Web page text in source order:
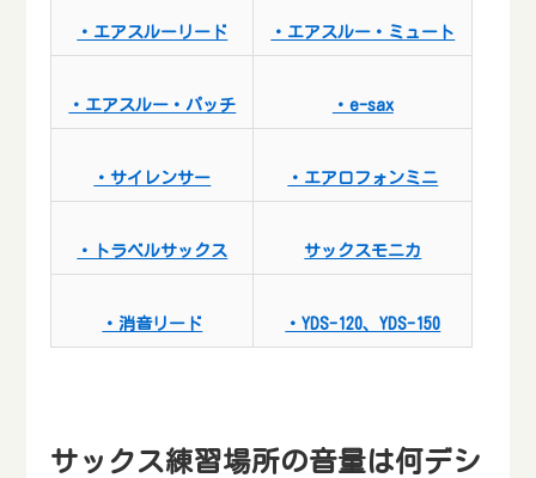
・エアスルーリード ・エアスルー・ミュート
・エアスルー・パッチ ・e-sax
・サイレンサー ・エアロフォンミニ
・トラベルサックス サックスモニカ
・消音リード ・YDS-120、YDS-150
サックス練習場所の音量は何デシ